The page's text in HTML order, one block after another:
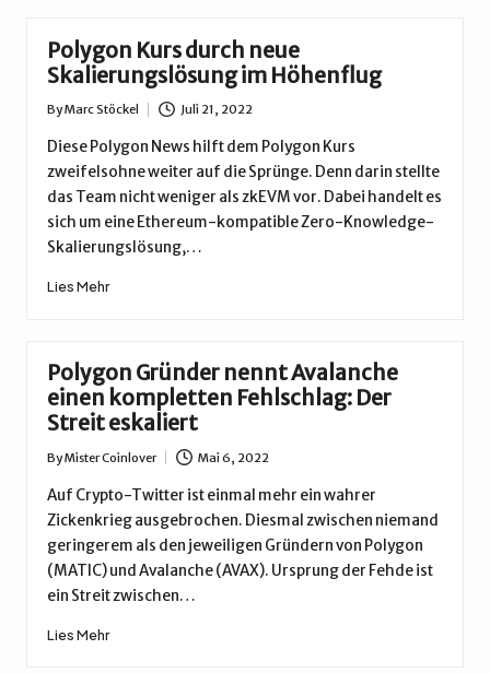
Polygon Kurs durch neue
Skalierungslösung im Höhenflug
Posted
by
ByMarc Stöckel Juli 21, 2022
Diese Polygon News hilft dem Polygon Kurs
zweifelsohne weiter auf die Sprünge. Denn darin stellte
das Team nicht weniger als zkEVM vor. Dabei handelt es
sich um eine Ethereum-kompatible Zero-Knowledge-
Skalierungslösung,…
Lies Mehr
Polygon Gründer nennt Avalanche
einen kompletten Fehlschlag: Der
Streit eskaliert
Posted
by
ByMister Coinlover Mai 6, 2022
Auf Crypto-Twitter ist einmal mehr ein wahrer
Zickenkrieg ausgebrochen. Diesmal zwischen niemand
geringerem als den jeweiligen Gründern von Polygon
(MATIC) und Avalanche (AVAX). Ursprung der Fehde ist
ein Streit zwischen…
Lies Mehr